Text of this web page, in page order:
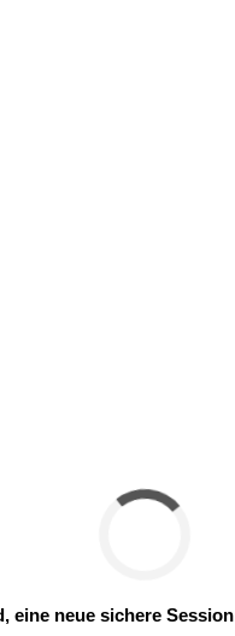
eine neue sichere